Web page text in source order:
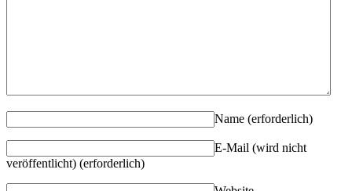
Name (erforderlich)
E-Mail (wird nicht
veröffentlicht) (erforderlich)